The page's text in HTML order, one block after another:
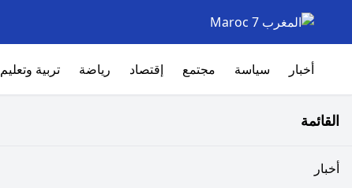
أخبار سياسة مجتمع إقتصاد رياضة تربية وتعليم
القائمة
أخبار